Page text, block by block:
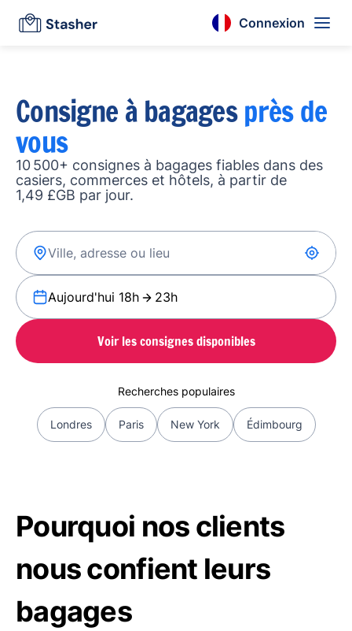
Connexion
Consigne à bagagesprès de
vous
10 500+ consignes à bagages fiables dans des
casiers, commerces et hôtels, à partir de
1,49 £GB par jour.
Aujourd'hui 18h 23h
Voir les consignes disponibles
Recherches populaires
Londres Paris New York Édimbourg
Pourquoi nos clients
nous confient leurs
bagages